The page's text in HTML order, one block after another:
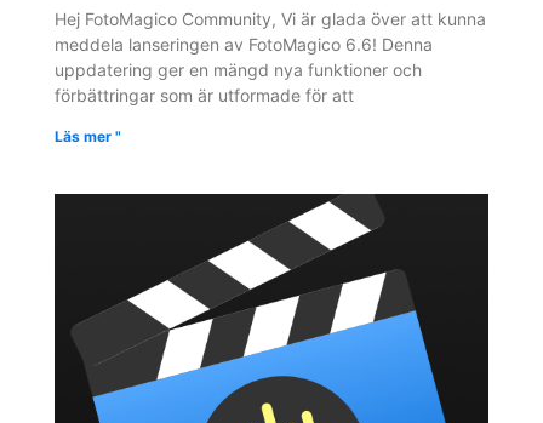
Hej FotoMagico Community, Vi är glada över att kunna
meddela lanseringen av FotoMagico 6.6! Denna
uppdatering ger en mängd nya funktioner och
förbättringar som är utformade för att
Läs mer "